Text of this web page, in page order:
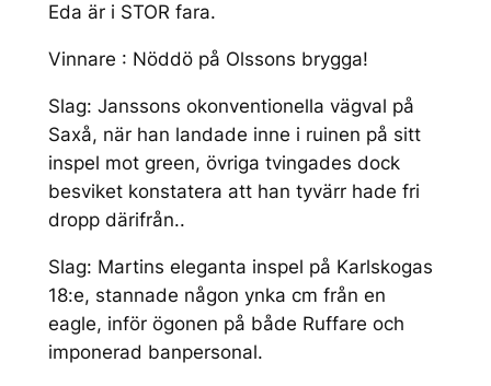
Eda är i STOR fara.
Vinnare : Nöddö på Olssons brygga!
Slag: Janssons okonventionella vägval på
Saxå, när han landade inne i ruinen på sitt
inspel mot green, övriga tvingades dock
besviket konstatera att han tyvärr hade fri
dropp därifrån..
Slag: Martins eleganta inspel på Karlskogas
18:e, stannade någon ynka cm från en
eagle, inför ögonen på både Ruffare och
imponerad banpersonal.